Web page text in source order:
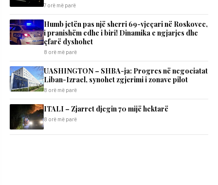
7 orë më parë
Humb jetën pas një sherri 69-vjeçari në Roskovec,
i pranishëm edhe i biri! Dinamika e ngjarjes dhe
çfarë dyshohet
8 orë më parë
UASHINGTON – SHBA-ja: Progres në negociatat
Liban-Izrael, synohet zgjerimi i zonave pilot
8 orë më parë
ITALI – Zjarret djegin 70 mijë hektarë
8 orë më parë